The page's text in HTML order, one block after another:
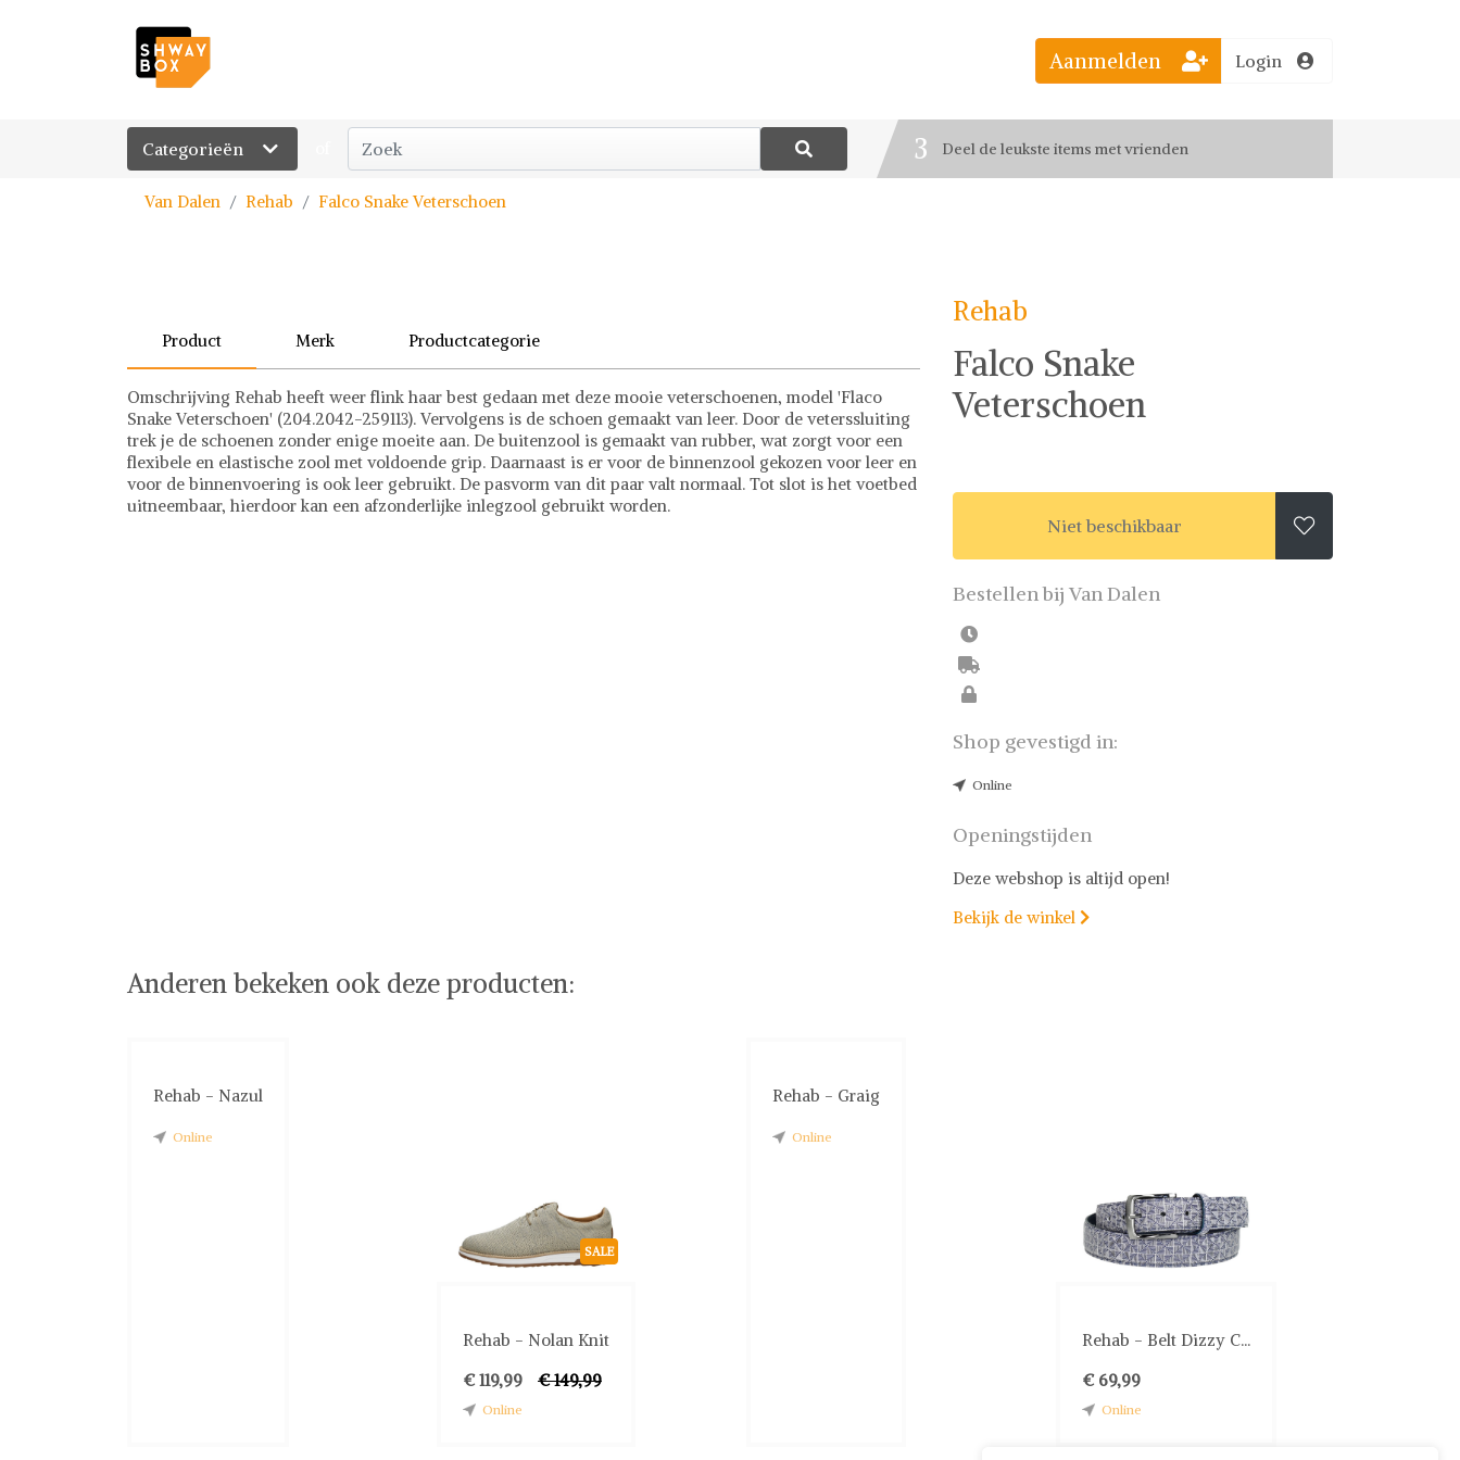
Categorieën
Blijf up-to-date van nieuwe releases
3 Deel de leukste items met vrienden
Aanmelden Login
Van Dalen Rehab Falco Snake Veterschoen
Product Merk Productcategorie
Omschrijving Rehab heeft weer flink haar best gedaan met deze mooie veterschoenen, model 'Flaco
Snake Veterschoen' (204.2042-259113). Vervolgens is de schoen gemaakt van leer. Door de veterssluiting
trek je de schoenen zonder enige moeite aan. De buitenzool is gemaakt van rubber, wat zorgt voor een
flexibele en elastische zool met voldoende grip. Daarnaast is er voor de binnenzool gekozen voor leer en
voor de binnenvoering is ook leer gebruikt. De pasvorm van dit paar valt normaal. Tot slot is het voetbed
uitneembaar, hierdoor kan een afzonderlijke inlegzool gebruikt worden.
Rehab
Falco Snake
Veterschoen
Niet beschikbaar 
Bestellen bij Van Dalen
Shop gevestigd in:
Online
Openingstijden
Deze webshop is altijd open!
Bekijk de winkel 
Anderen bekeken ook deze producten:
Rehab - Nazul
Online
SALE
Rehab - Nolan Knit
€ 119,99
€ 149,99
Online
Rehab - Graig
Online
Rehab - Belt Dizzy C...
€ 69,99
Online